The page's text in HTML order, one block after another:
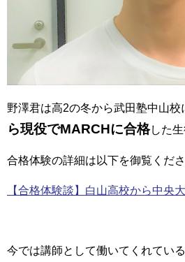
野澤君は高2の冬から武田塾中山校
ら現役でMARCHに合格した生
合格体験の詳細は以下を御覧くださ
【合格体験談】白山高校から中央
今では講師として働いてくれてい